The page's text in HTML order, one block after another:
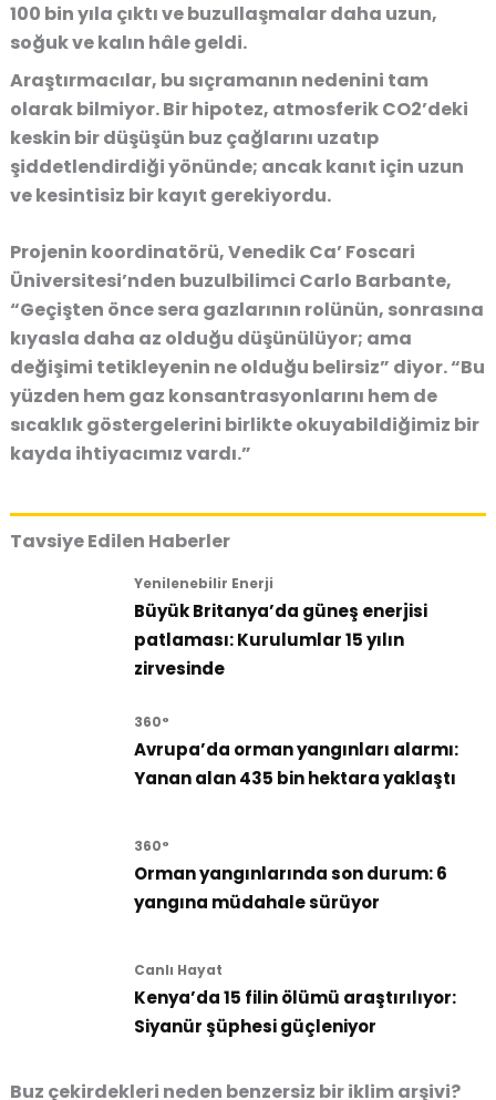
100 bin yıla çıktı ve buzullaşmalar daha uzun,
soğuk ve kalın hâle geldi.
Araştırmacılar, bu sıçramanın nedenini tam
olarak bilmiyor. Bir hipotez, atmosferik CO2’deki
keskin bir düşüşün buz çağlarını uzatıp
şiddetlendirdiği yönünde; ancak kanıt için uzun
ve kesintisiz bir kayıt gerekiyordu.
Projenin koordinatörü, Venedik Ca’ Foscari
Üniversitesi’nden buzulbilimci Carlo Barbante,
“Geçişten önce sera gazlarının rolünün, sonrasına
kıyasla daha az olduğu düşünülüyor; ama
değişimi tetikleyenin ne olduğu belirsiz” diyor. “Bu
yüzden hem gaz konsantrasyonlarını hem de
sıcaklık göstergelerini birlikte okuyabildiğimiz bir
kayda ihtiyacımız vardı.”
Tavsiye Edilen Haberler
Yenilenebilir Enerji
Büyük Britanya’da güneş enerjisi
patlaması: Kurulumlar 15 yılın
zirvesinde
360°
Avrupa’da orman yangınları alarmı:
Yanan alan 435 bin hektara yaklaştı
360°
Orman yangınlarında son durum: 6
yangına müdahale sürüyor
Canlı Hayat
Kenya’da 15 filin ölümü araştırılıyor:
Siyanür şüphesi güçleniyor
Buz çekirdekleri neden benzersiz bir iklim arşivi?